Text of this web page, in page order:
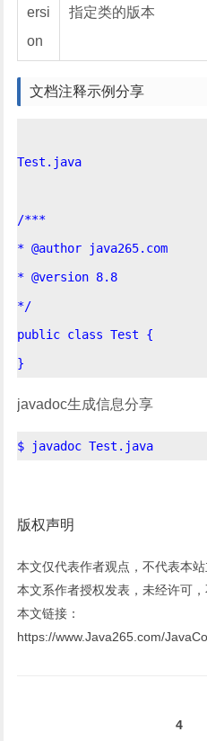
ersi
on
指定类的版本
文档注释示例分享
Test.java
/***
* @author java265.com
* @version 8.8
*/
public class Test {
javadoc生成信息分享
版权声明
本文仅代表作者观点，不代表本站
本文系作者授权发表，未经许可，
本文链接：
https://www.Java265.com/
4